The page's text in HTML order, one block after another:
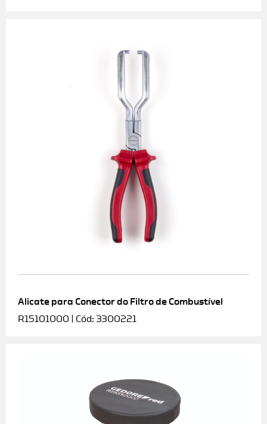
Alicate para Conector do Filtro de Combustível
R15101000 | Cód: 3300221